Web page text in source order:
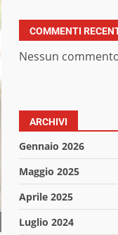
COMMENTI
Nessun
ARCHIVI
Gennaio 2026
Maggio 2025
Aprile 2025
Luglio 2024